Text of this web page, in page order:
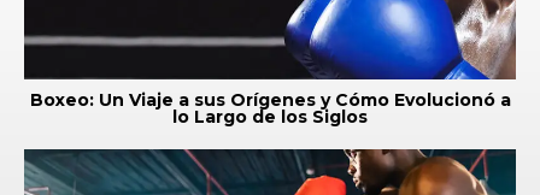
Boxeo: Un Viaje a sus Orígenes y Cómo Evolucionó a
lo Largo de los Siglos